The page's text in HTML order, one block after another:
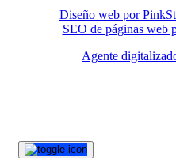
Diseño web por
SEO de páginas web
Agente